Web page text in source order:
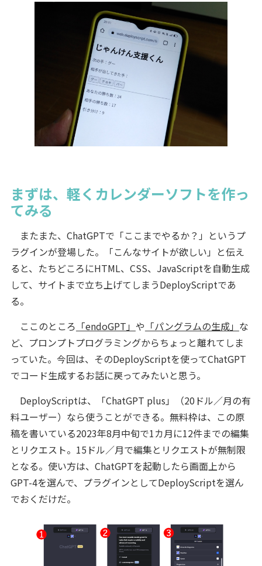
まずは、軽くカレンダーソフトを作っ
てみる
またまた、ChatGPTで「ここまでやるか？」というプ
ラグインが登場した。「こんなサイトが欲しい」と伝え
ると、たちどころにHTML、CSS、JavaScriptを自動生成
して、サイトまで立ち上げてしまうDeployScriptであ
る。
ここのところ 「endoGPT」 や 「パングラムの生成」 な
ど、プロンプトプログラミングからちょっと離れてしま
っていた。今回は、そのDeployScriptを使ってChatGPT
でコード生成するお話に戻ってみたいと思う。
DeployScriptは、「ChatGPT plus」（20ドル／月の有
料ユーザー）なら使うことができる。無料枠は、この原
稿を書いている2023年8月中旬で1カ月に12件までの編集
とリクエスト。15ドル／月で編集とリクエストが無制限
となる。使い方は、ChatGPTを起動したら画面上から
GPT-4を選んで、プラグインとしてDeployScriptを選ん
でおくだけだ。